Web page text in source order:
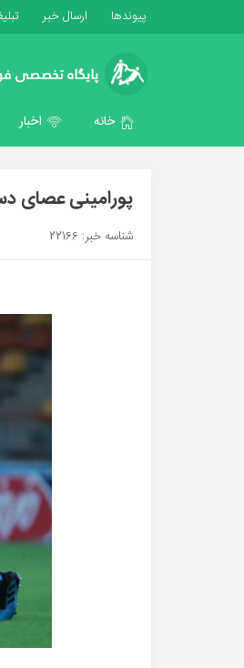
پیوندها ارسال خبر
خانه اخبار
پورامینی عصای
شناسه خبر: 22166